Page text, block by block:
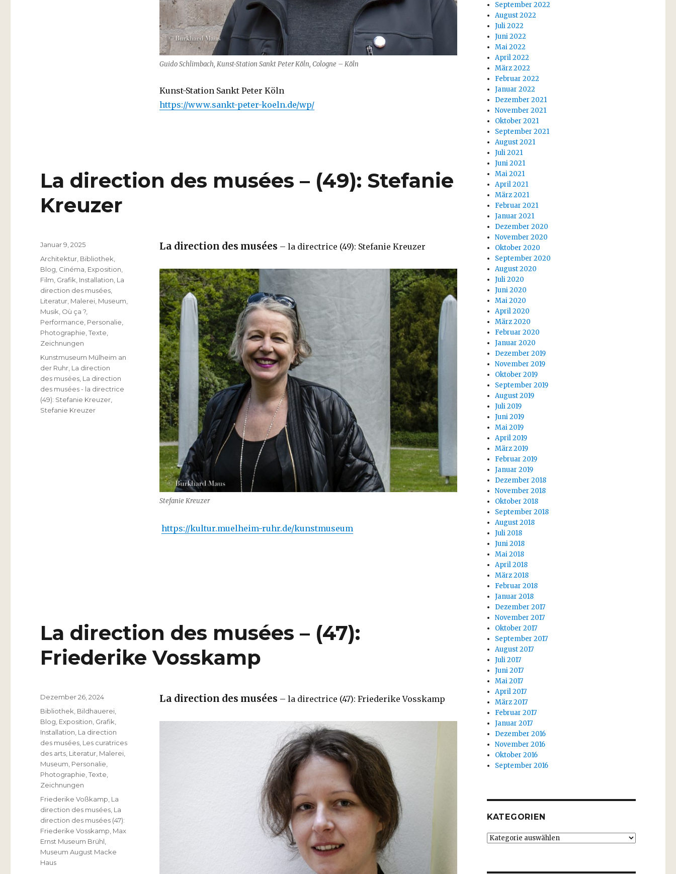
Guido Schlimbach, Kunst-Station Sankt Peter Köln, Cologne – Köln
Kunst-Station Sankt Peter Köln
https://www.sankt-peter-koeln.de/wp/
La direction des musées – (49): Stefanie
Kreuzer
La direction des musées – la directrice (49): Stefanie Kreuzer
Stefanie Kreuzer
https://kultur.muelheim-ruhr.de/kunstmuseum
Veröffentlicht
Januar 9, 2025
Kategorien
Architektur Bibliothek
Blog Cinéma Exposition
Film Grafik Installation La
direction des musées
Literatur Malerei Museum
Musik Où ça ?
Performance Personalie
Photographie ,Texte
Zeichnungen
Schlagwörter
Kunstmuseum Mülheim an
der Ruhr La direction
des musées La direction
des musées - la directrice
(49): Stefanie Kreuzer
Stefanie Kreuzer
La direction des musées – (47):
Friederike Vosskamp
La direction des musées – la directrice (47): Friederike Vosskamp
Veröffentlicht
am
Dezember 26, 2024
Kategorien
Bibliothek Bildhauerei
Blog Exposition Grafik
Installation La direction
des musées Les curatrices
des arts Literatur Malerei
Museum Personalie
Photographie ,Texte
Zeichnungen
Schlagwörter
Friederike Voßkamp La
direction des musées La
direction des musées (47):
Friederike Vosskamp Max
Ernst Museum Brühl
Museum August Macke
Haus
September 2022
August 2022
Juli 2022
Juni 2022
Mai 2022
April 2022
März 2022
Februar 2022
Januar 2022
Dezember 2021
November 2021
Oktober 2021
September 2021
August 2021
Juli 2021
Juni 2021
Mai 2021
April 2021
März 2021
Februar 2021
Januar 2021
Dezember 2020
November 2020
Oktober 2020
September 2020
August 2020
Juli 2020
Juni 2020
Mai 2020
April 2020
März 2020
Februar 2020
Januar 2020
Dezember 2019
November 2019
Oktober 2019
September 2019
August 2019
Juli 2019
Juni 2019
Mai 2019
April 2019
März 2019
Februar 2019
Januar 2019
Dezember 2018
November 2018
Oktober 2018
September 2018
August 2018
Juli 2018
Juni 2018
Mai 2018
April 2018
März 2018
Februar 2018
Januar 2018
Dezember 2017
November 2017
Oktober 2017
September 2017
August 2017
Juli 2017
Juni 2017
Mai 2017
April 2017
März 2017
Februar 2017
Januar 2017
Dezember 2016
November 2016
Oktober 2016
September 2016
KATEGORIEN
Kategorien